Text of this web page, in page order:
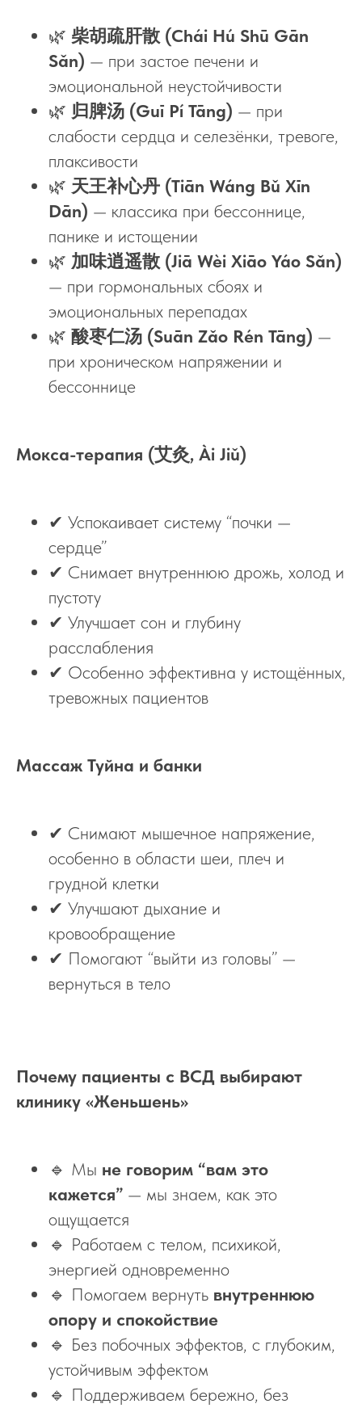
🌿 柴胡疏肝散 (Chái Hú Shū Gān
Sǎn) — при застое печени и
эмоциональной неустойчивости
🌿 归脾汤 (Guī Pí Tāng) — при
слабости сердца и селезёнки, тревоге,
плаксивости
🌿 天王补心丹 (Tiān Wáng Bǔ Xīn
Dān) — классика при бессоннице,
панике и истощении
🌿 加味逍遥散 (Jiā Wèi Xiāo Yáo Sǎn)
— при гормональных сбоях и
эмоциональных перепадах
🌿 酸枣仁汤 (Suān Zǎo Rén Tāng) —
при хроническом напряжении и
бессоннице
Мокса-терапия (艾灸, Ài Jiǔ)
✔ Успокаивает систему “почки —
сердце”
✔ Снимает внутреннюю дрожь, холод и
пустоту
✔ Улучшает сон и глубину
расслабления
✔ Особенно эффективна у истощённых,
тревожных пациентов
Массаж Туйна и банки
✔ Снимают мышечное напряжение,
особенно в области шеи, плеч и
грудной клетки
✔ Улучшают дыхание и
кровообращение
✔ Помогают “выйти из головы” —
вернуться в тело
Почему пациенты с ВСД выбирают
клинику «Женьшень»
🔹 Мы не говорим “вам это
кажется” — мы знаем, как это
ощущается
🔹 Работаем с телом, психикой,
энергией одновременно
🔹 Помогаем вернуть внутреннюю
опору и спокойствие
🔹 Без побочных эффектов, с глубоким,
устойчивым эффектом
🔹 Поддерживаем бережно, без